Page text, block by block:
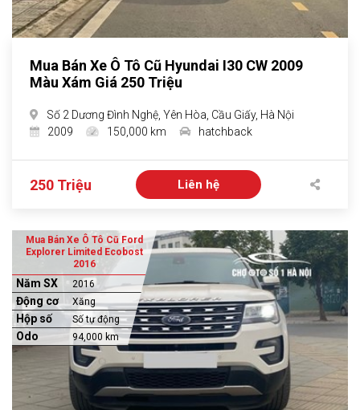
Mua Bán Xe Ô Tô Cũ Hyundai I30 CW 2009
Màu Xám Giá 250 Triệu
Số 2 Dương Đình Nghệ, Yên Hòa, Cầu Giấy, Hà Nội
2009
150,000 km hatchback
250 Triệu Liên hệ
Mua Bán Xe Ô Tô Cũ Ford
Explorer Limited Ecobost
2016
Năm SX 2016
Động cơ Xăng
Hộp số Số tự động
Odo 94,000 km